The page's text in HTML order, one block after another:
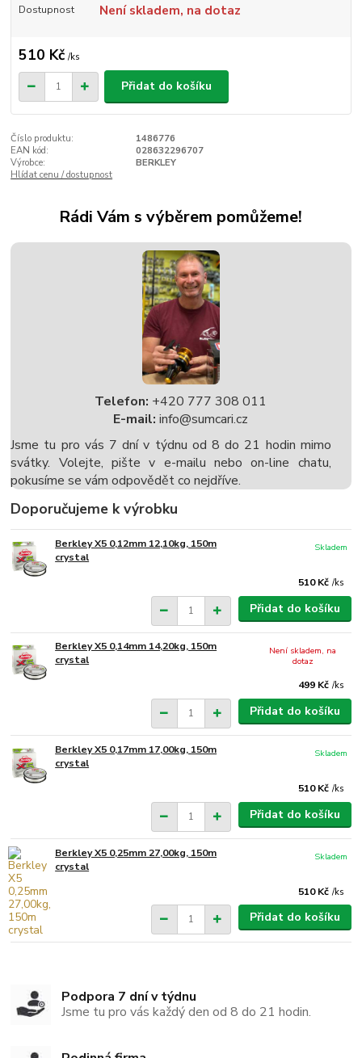
Dostupnost Není skladem, na dotaz
510 Kč /ks
Přidat do košíku
Číslo produktu:
1486776
EAN kód:
028632296707
Výrobce:
BERKLEY
Hlídat cenu / dostupnost
Rádi Vám s výběrem pomůžeme!
Telefon: +420 777 308 011
E-mail: info@sumcari.cz
Jsme tu pro vás 7 dní v týdnu od 8 do 21 hodin mimo
svátky. Volejte, pište v e-mailu nebo on-line chatu,
pokusíme se vám odpovědět co nejdříve.
Doporučujeme k výrobku
Berkley X5 0,12mm 12,10kg, 150m
crystal
510 Kč /ks
Skladem
Přidat do košíku
Berkley X5 0,14mm 14,20kg, 150m
crystal
499 Kč /ks
Není skladem, na
dotaz
Přidat do košíku
Berkley X5 0,17mm 17,00kg, 150m
crystal
510 Kč /ks
Skladem
Přidat do košíku
Berkley X5 0,25mm 27,00kg, 150m
crystal
510 Kč /ks
Skladem
Přidat do košíku
Podpora 7 dní v týdnu
Jsme tu pro vás každý den od 8 do 21 hodin.